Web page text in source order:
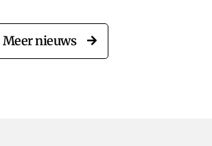
Meer nieuws